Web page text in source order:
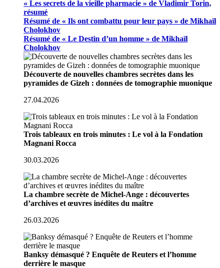
« Les secrets de la vieille pharmacie » de Vladimir Torin,
résumé
Résumé de « Ils ont combattu pour leur pays » de Mikhaïl
Cholokhov
Résumé de « Le Destin d’un homme » de Mikhaïl
Cholokhov
Découverte de nouvelles chambres secrètes dans les
pyramides de Gizeh : données de tomographie muonique
27.04.2026
Trois tableaux en trois minutes : Le vol à la Fondation
Magnani Rocca
30.03.2026
La chambre secrète de Michel-Ange : découvertes
d’archives et œuvres inédites du maître
26.03.2026
Banksy démasqué ? Enquête de Reuters et l’homme
derrière le masque